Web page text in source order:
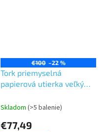
€100 –22 %
Tork priemyselná
papierová utierka veľký
modrá, 2 vrst., dĺžka 510
Skladom (>5 balenie)
€77,49